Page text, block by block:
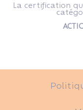
La certification